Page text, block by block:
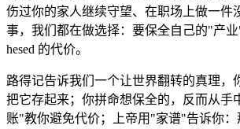
伤过你的家人继续守望、在职场上做一件
事，我们都在做选择：要保全自己的"产
hesed 的代价。
路得记告诉我们一个让世界翻转的真理，
把它存起来；你拼命想保全的，反而从手
账"教你避免代价；上帝用"家谱"告诉你